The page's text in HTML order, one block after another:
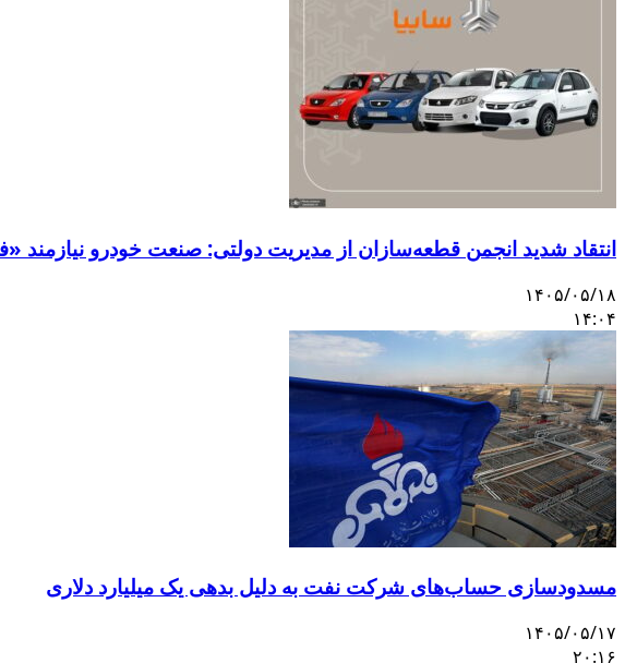
انتقاد شدید انجمن قطعه‌سازان از مدیریت دولتی: صنعت خودرو نیازمند
۱۴۰۵/۰۵/۱۸
۱۴:۰۴
مسدودسازی حساب‌های شرکت نفت به دلیل بدهی یک میلیارد دلاری
۱۴۰۵/۰۵/۱۷
۲۰:۱۶